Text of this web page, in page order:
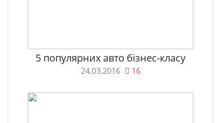
5 популярних авто бізнес-класу
24.03.2016 16